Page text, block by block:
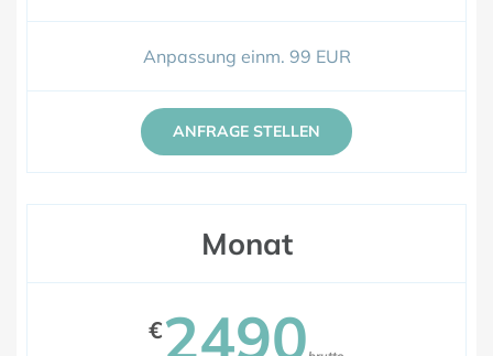
Anpassung einm. 99 EUR
ANFRAGE STELLEN
Monat
€2490